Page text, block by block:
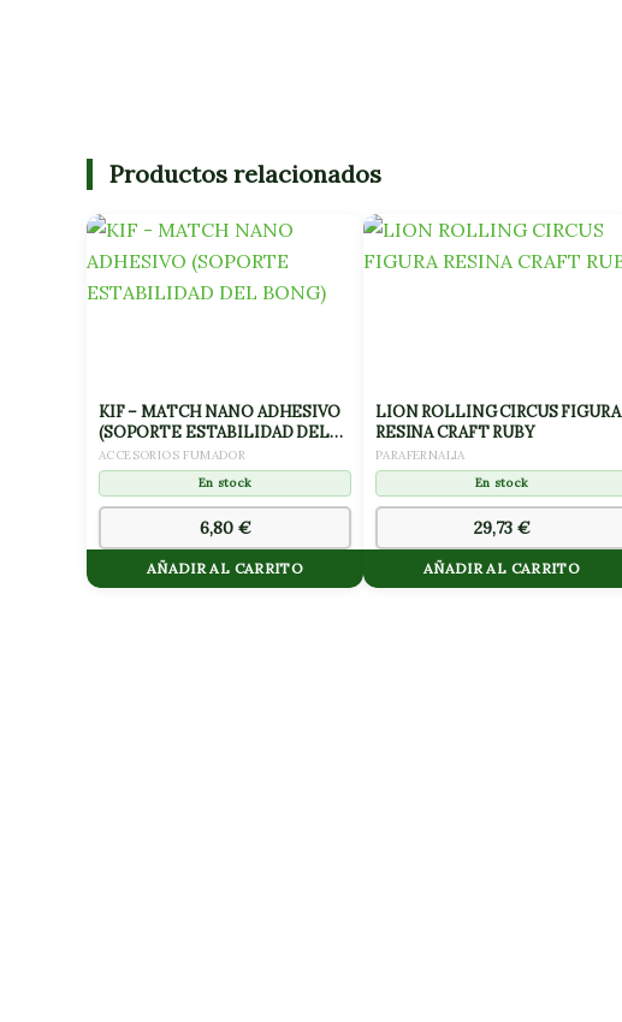
Productos relacionados
KIF – MATCH NANO ADHESIVO
(SOPORTE ESTABILIDAD DEL
BONG)
ACCESORIOS FUMADOR
En stock
6,80 €
AÑADIR AL CARRITO
LION ROLLING CIRCUS FIGURA
RESINA CRAFT RUBY
PARAFERNALIA
En stock
29,73 €
AÑADIR AL CARRITO